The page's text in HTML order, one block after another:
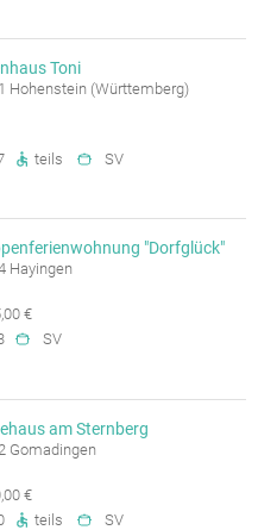
Toni
Hohenstein (Württemberg)
teils SV
"Dorfglück"
Hayingen
€
SV
am Sternberg
Gomadingen
€
teils SV